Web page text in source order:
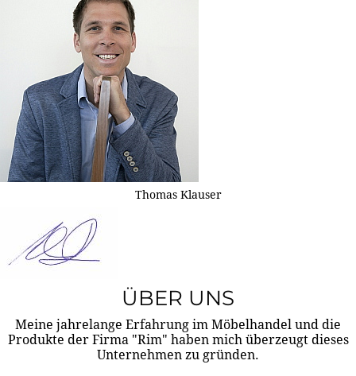
Thomas Klauser
ÜBER UNS
Meine jahrelange Erfahrung im Möbelhandel und die
Produkte der Firma "Rim" haben mich überzeugt dieses
Unternehmen zu gründen.